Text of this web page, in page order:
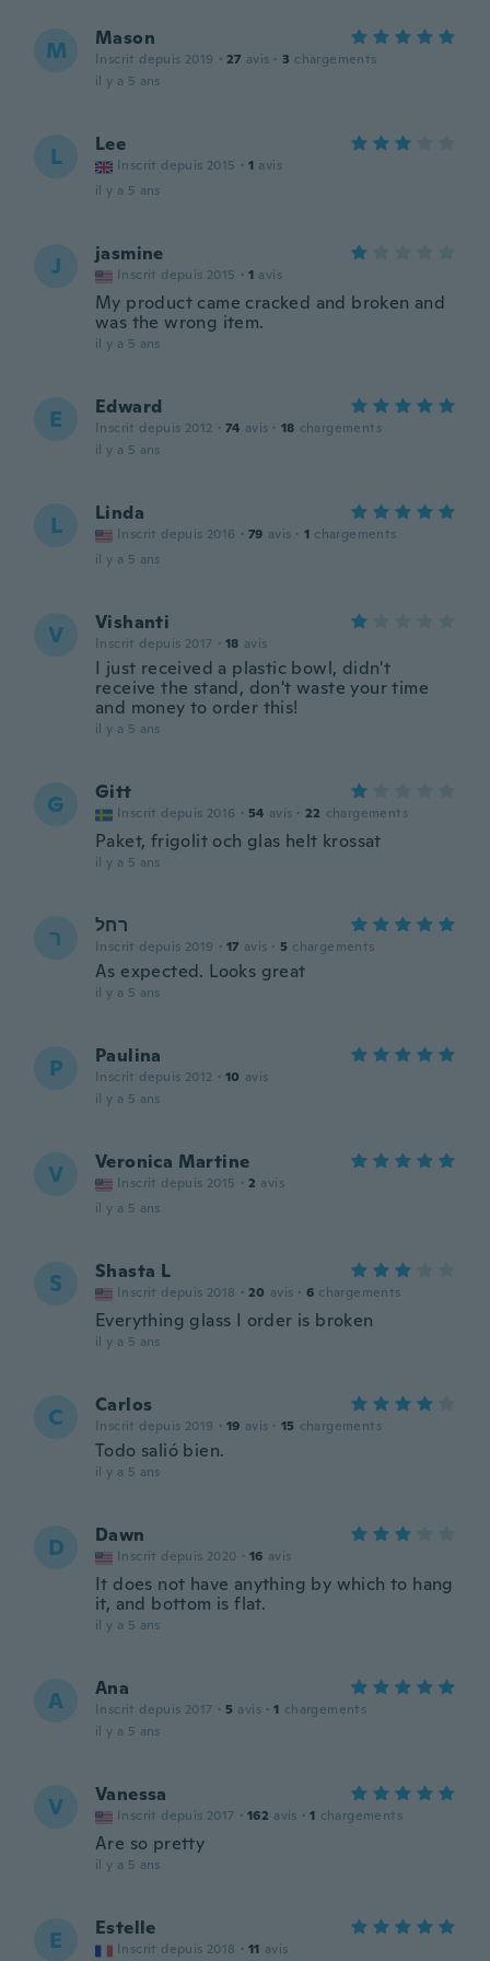
M Mason
Inscrit depuis 2019 · 27 avis · 3 chargements
il y a 5 ans
L Lee
Inscrit depuis 2015 · 1 avis
il y a 5 ans
J jasmine
Inscrit depuis 2015 · 1 avis
My product came cracked and broken and
was the wrong item.
il y a 5 ans
E Edward
Inscrit depuis 2012 · 74 avis · 18 chargements
il y a 5 ans
L Linda
Inscrit depuis 2016 · 79 avis · 1 chargements
il y a 5 ans
V Vishanti
Inscrit depuis 2017 · 18 avis
I just received a plastic bowl, didn't
receive the stand, don't waste your time
and money to order this!
il y a 5 ans
G Gitt
Inscrit depuis 2016 · 54 avis · 22 chargements
Paket, frigolit och glas helt krossat
il y a 5 ans
ר רחל
Inscrit depuis 2019 · 17 avis · 5 chargements
As expected. Looks great
il y a 5 ans
P Paulina
Inscrit depuis 2012 · 10 avis
il y a 5 ans
V Veronica Martine
Inscrit depuis 2015 · 2 avis
il y a 5 ans
S Shasta L
Inscrit depuis 2018 · 20 avis · 6 chargements
Everything glass I order is broken
il y a 5 ans
C Carlos
Inscrit depuis 2019 · 19 avis · 15 chargements
Todo salió bien.
il y a 5 ans
D Dawn
Inscrit depuis 2020 · 16 avis
It does not have anything by which to hang
it, and bottom is flat.
il y a 5 ans
A Ana
Inscrit depuis 2017 · 5 avis · 1 chargements
il y a 5 ans
V Vanessa
Inscrit depuis 2017 · 162 avis · 1 chargements
Are so pretty
il y a 5 ans
E Estelle
Inscrit depuis 2018 · 11 avis